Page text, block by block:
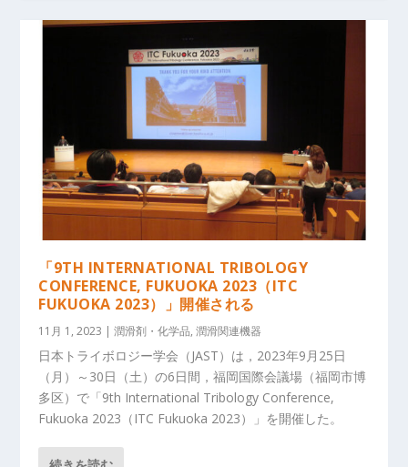
「9TH INTERNATIONAL TRIBOLOGY
CONFERENCE, FUKUOKA 2023（ITC
FUKUOKA 2023）」開催される
11月 1, 2023 |潤滑剤・化学品,潤滑関連機器
日本トライボロジー学会（JAST）は，2023年9月25日
（月）～30日（土）の6日間，福岡国際会議場（福岡市博
多区）で「9th International Tribology Conference,
Fukuoka 2023（ITC Fukuoka 2023）」を開催した。